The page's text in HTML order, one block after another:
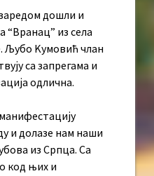
дошли и
“Вранац” из села
Љубо Kумовић члан
са запрегама и
одлична.
и долазе нам наши
из Српца. Са
код њих и